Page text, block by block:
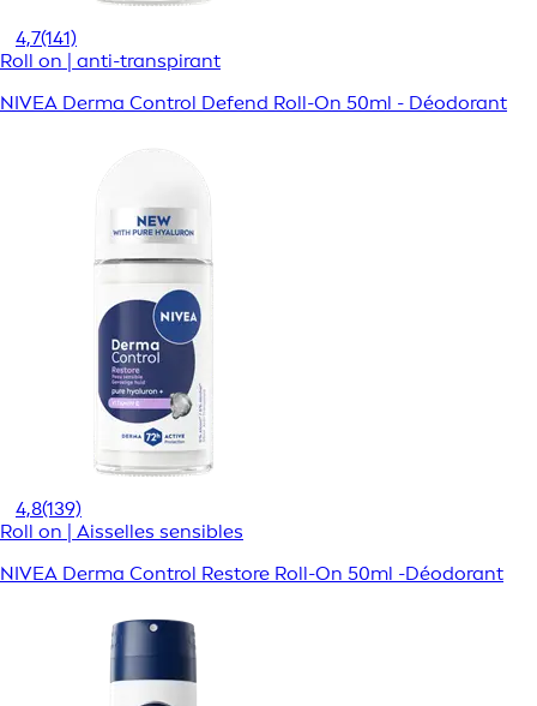
4,7(141)
Roll on | anti-transpirant
NIVEA Derma Control Defend Roll-On 50ml - Déodorant
4,8(139)
Roll on | Aisselles sensibles
NIVEA Derma Control Restore Roll-On 50ml -Déodorant